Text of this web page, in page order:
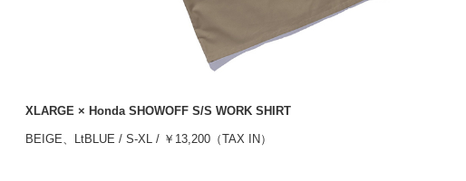
XLARGE × Honda SHOWOFF S/S WORK SHIRT
BEIGE、LtBLUE / S-XL / ￥13,200（TAX IN）